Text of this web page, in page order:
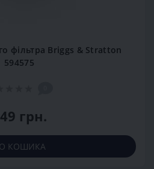
фільтра Briggs & Stratton
594575
грн.
КОШИКА